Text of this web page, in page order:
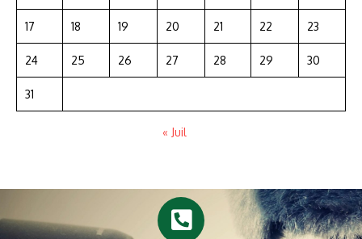
17 18 19 20 21 22 23
24 25 26 27 28 29 30
31
« Juil